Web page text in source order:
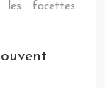
les facettes